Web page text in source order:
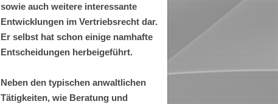
sowie auch weitere interessante
Entwicklungen im Vertriebsrecht dar.
Er selbst hat schon einige namhafte
Entscheidungen herbeigeführt.
Neben den typischen anwaltlichen
Tätigkeiten, wie Beratung und